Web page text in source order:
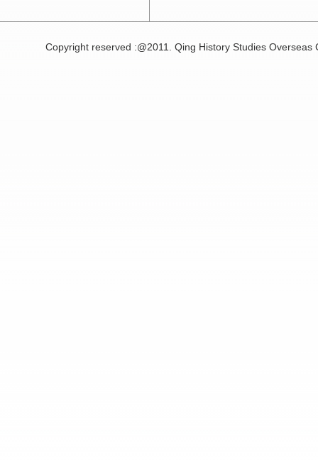
Copyright reserved :@2011. Qing History Studies